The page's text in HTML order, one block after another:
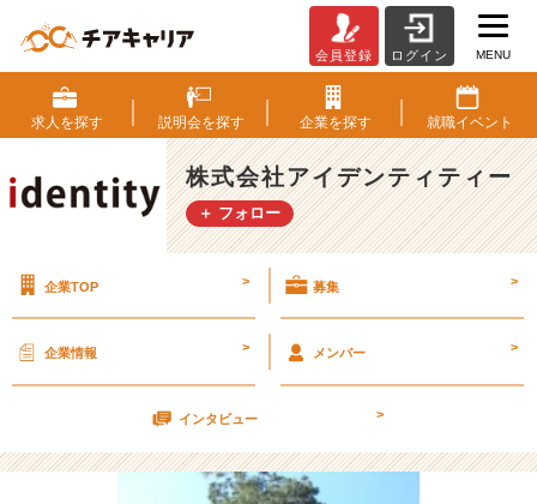
ミ
ュ
ニ
ケ
ー
シ
制
も
の
人
生
会員登録 ログイン MENU
求人を探す 説明会を探す 企業を探す 就職イベント
株式会社アイデンティティー
＋ フォロー
企業TOP > 募集 >
企業情報 > メンバー >
インタビュー >